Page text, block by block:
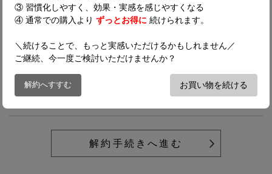
解約の前に、一旦3か月のお休みをされるのはいかがでしょうか。
ご連絡・ご相談はフリーダイヤル（📞0120-835-483 ）までどう
ぞ。
※定期便の解約をご希望の場合は、
【次回お届け日の10日前まで】にお問い合わせください。
③ 習慣化しやすく、効果・実感を感じやすくなる
④ 通常での購入より ずっとお得に 続けられます。
＼続けることで、もっと実感いただけるかもしれません／
ご継続、今一度ご検討いただけませんか？
解約へすすむ お買い物を続ける